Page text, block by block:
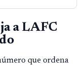
a LAFC
que ordena